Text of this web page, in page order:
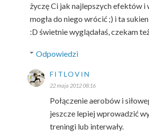
życzę Ci jak najlepszych efektów i
mogła do niego wrócić ;) i ta
:D świetnie wyglądałaś, czekam
Odpowiedzi
FITLOVIN
22 maja 2012 08:16
Połączenie aerobów i
jeszcze lepiej wprowadzić
treningi lub interwały.